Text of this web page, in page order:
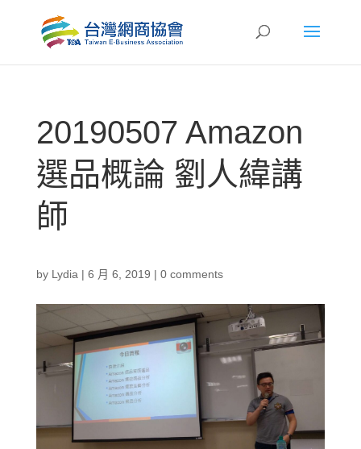
20190507 Amazon
選品概論 劉人緯講
師
by Lydia | 6 月 6, 2019 | 0 comments